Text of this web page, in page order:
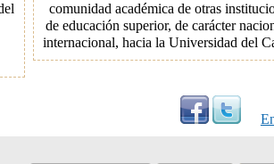
comunidad académica de otras
de educación superior, de carácter
internacional, hacia la Universidad del